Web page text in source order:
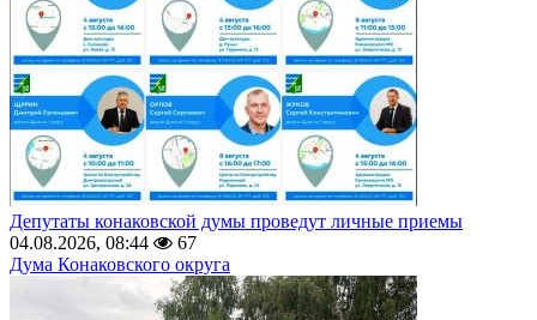
Депутаты конаковской думы проведут личные приемы
04.08.2026, 08:44
67
Дума Конаковского округа